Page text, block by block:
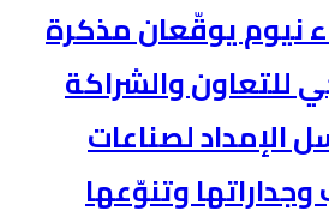
نيوم يوقّعان مذكرة
للتعاون والشراكة
الإمداد لصناعات
وتنوّعها